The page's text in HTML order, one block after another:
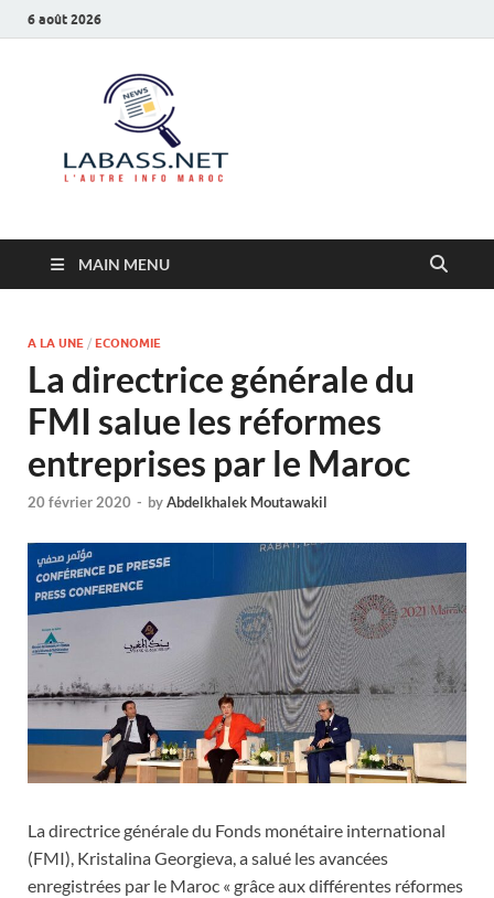
6 août 2026
MAIN MENU
A LA UNE / ECONOMIE
La directrice générale du
FMI salue les réformes
entreprises par le Maroc
20 février 2020 - byAbdelkhalek Moutawakil
La directrice générale du Fonds monétaire international
(FMI), Kristalina Georgieva, a salué les avancées
enregistrées par le Maroc « grâce aux différentes réformes